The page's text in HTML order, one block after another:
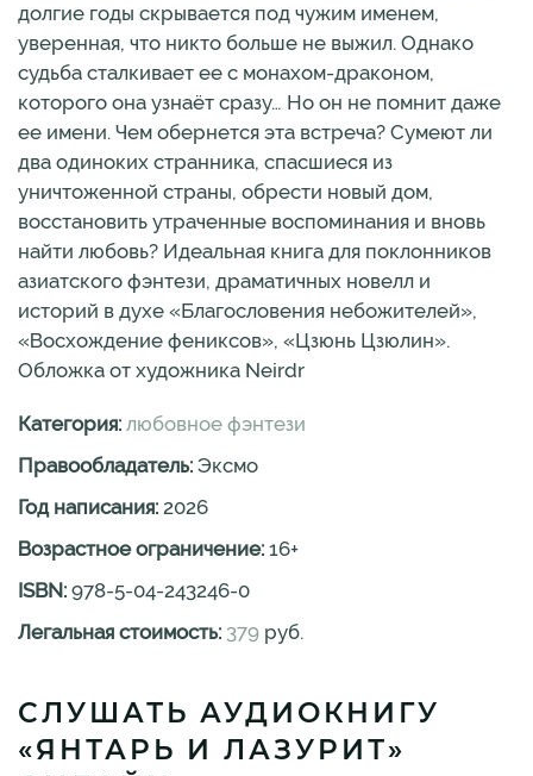
долгие годы скрывается под чужим именем,
уверенная, что никто больше не выжил. Однако
судьба сталкивает ее с монахом-драконом,
которого она узнаёт сразу… Но он не помнит даже
ее имени. Чем обернется эта встреча? Сумеют ли
два одиноких странника, спасшиеся из
уничтоженной страны, обрести новый дом,
восстановить утраченные воспоминания и вновь
найти любовь? Идеальная книга для поклонников
азиатского фэнтези, драматичных новелл и
историй в духе «Благословения небожителей»,
«Восхождение фениксов», «Цзюнь Цзюлин».
Обложка от художника Neirdr
Категория: любовное фэнтези
Правообладатель: Эксмо
Год написания: 2026
Возрастное ограничение: 16+
ISBN: 978-5-04-243246-0
Легальная стоимость: 379 руб.
СЛУШАТЬ АУДИОКНИГУ
«ЯНТАРЬ И ЛАЗУРИТ»